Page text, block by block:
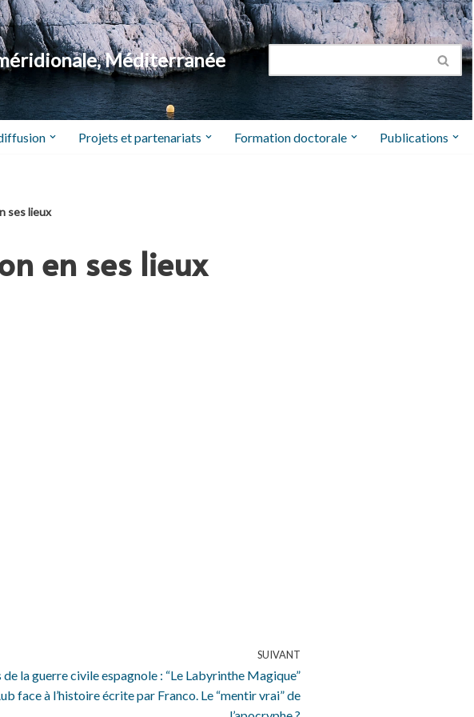
Méditerranée
Projets et partenariats Formation doctorale Publications
ses lieux
en ses lieux
SUIVANT
la guerre civile espagnole : “Le Labyrinthe Magique”
face à l’histoire écrite par Franco. Le “mentir vrai” de